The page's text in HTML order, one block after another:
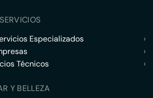
Especializados
›
›
Técnicos
›
Y BELLEZA